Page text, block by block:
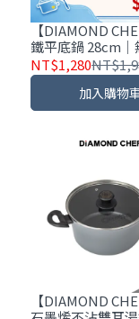
【DIAMOND
鐵平底鍋 28cm｜
油煙｜耐磨耐用
NT$1,280
加入購物
【DIAMOND